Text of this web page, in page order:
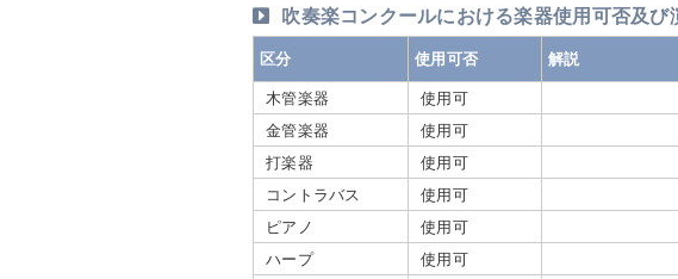
吹奏楽コンクールにおける楽器使用可否及
区分 使用可否
解説
木管楽器
使用可
金管楽器
使用可
打楽器
使用可
コントラバス
使用可
ピアノ
使用可
ハープ
使用可